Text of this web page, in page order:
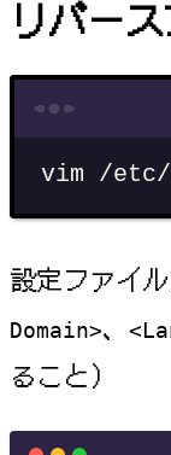
リバー
vim /etc/
設定ファイ
Domain>、
ること）